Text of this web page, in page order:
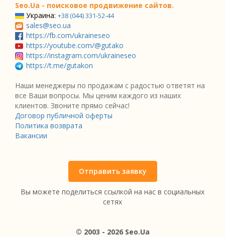
Seo.Ua - поисковое продвижение сайтов.
Украина: +38 (044) 331-52-44
sales@seo.ua
https://fb.com/ukraineseo
https://youtube.com/@gutako
https://instagram.com/ukraineseo
https://t.me/gutakon
Наши менеджеры по продажам с радостью ответят на
все Ваши вопросы. Мы ценим каждого из наших
клиентов. Звоните прямо сейчас!
Договор публичной оферты
Политика возврата
Вакансии
Отправить заявку
Вы можете поделиться ссылкой на нас в социальных
сетях
© 2003 - 2026 Seo.Ua